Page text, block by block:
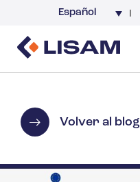
Español
Volver al blog